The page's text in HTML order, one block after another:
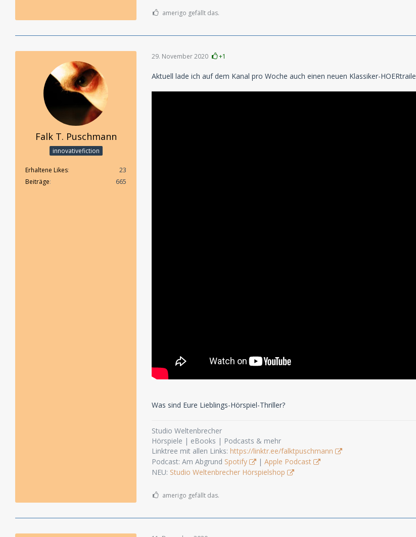
amerigo gefällt das.
Falk T. Puschmann
innovativefiction
Erhaltene Likes
23
Beiträge
665
29. November 2020 +1
Aktuell lade ich auf dem Kanal pro Woche auch einen neuen Klassiker-
Was sind Eure Lieblings-Hörspiel-Thriller?
Studio Weltenbrecher
Hörspiele | eBooks | Podcasts & mehr
Linktree mit allen Links: https://linktr.ee/falktpuschmann
Podcast: Am Abgrund Spotify | Apple Podcast
NEU: Studio Weltenbrecher Hörspielshop
amerigo gefällt das.